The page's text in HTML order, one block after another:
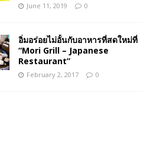
June 11, 2019 0
อิ่มอร่อยไม่อั้นกับอาหารที่สดใหม่ที่
“Mori Grill – Japanese
Restaurant”
February 2, 2017 0